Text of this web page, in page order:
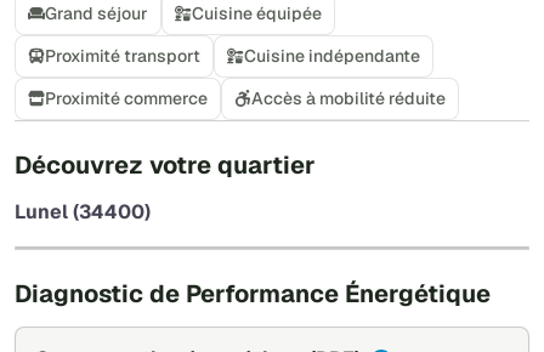
Grand séjour
Cuisine équipée
Proximité transport
Cuisine indépendante
Proximité commerce
Accès à mobilité réduite
Découvrez votre quartier
Lunel (34400)
Diagnostic de Performance Énergétique